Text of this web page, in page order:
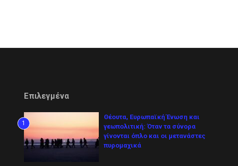
Επιλεγμένα
1
Θέουτα, Ευρωπαϊκή Ένωση και
γεωπολιτική: Όταν τα σύνορα
γίνονται όπλο και οι μετανάστες
πυρομαχικά